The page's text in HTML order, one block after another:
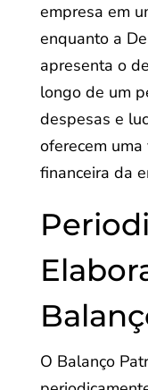
empresa em
enquanto a
apresenta o
longo de um
despesas e
oferecem
financeira da
O Balanço